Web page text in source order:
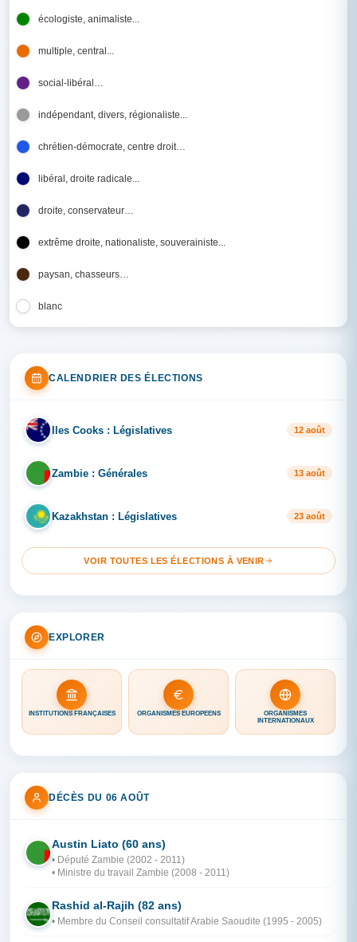
écologiste, animaliste...
multiple, central...
social-libéral…
indépendant, divers, régionaliste...
chrétien-démocrate, centre droit…
libéral, droite radicale...
droite, conservateur…
extrême droite, nationaliste, souverainiste...
paysan, chasseurs…
blanc
CALENDRIER DES ÉLECTIONS
IL Iles Cooks : Législatives 12 août
ZA Zambie : Générales 13 août
KA Kazakhstan : Législatives 23 août
VOIR TOUTES LES ÉLECTIONS À VENIR
EXPLORER
INSTITUTIONS FRANÇAISES ORGANISMES EUROPÉENS
ORGANISMES
INTERNATIONAUX
DÉCÈS DU 06 AOÛT
ZA
Austin Liato (60 ans)
• Député Zambie (2002 - 2011)
• Ministre du travail Zambie (2008 - 2011)
AR
Rashid al-Rajih (82 ans)
• Membre du Conseil consultatif Arabie Saoudite (1995 - 2005)